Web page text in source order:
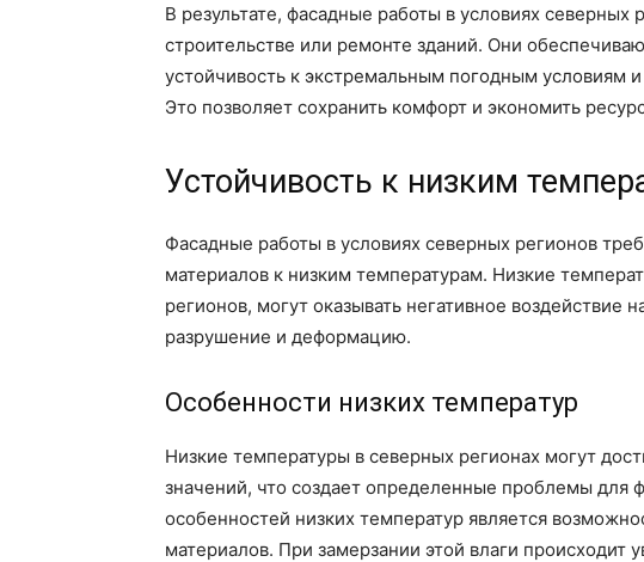
В результате, фасадные работы в условиях
строительстве или ремонте зданий. Они
устойчивость к экстремальным погодным условиям
Это позволяет сохранить комфорт и экономить
Устойчивость к низким
Фасадные работы в условиях северных регионов
материалов к низким температурам. Низкие
регионов, могут оказывать негативное воздействие
разрушение и деформацию.
Особенности низких температур
Низкие температуры в северных регионах могут
значений, что создает определенные проблемы для
особенностей низких температур является
материалов. При замерзании этой влаги происходит